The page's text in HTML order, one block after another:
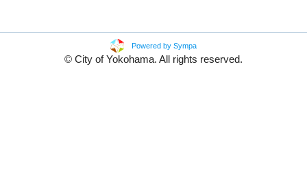
Powered by Sympa
© City of Yokohama. All rights reserved.